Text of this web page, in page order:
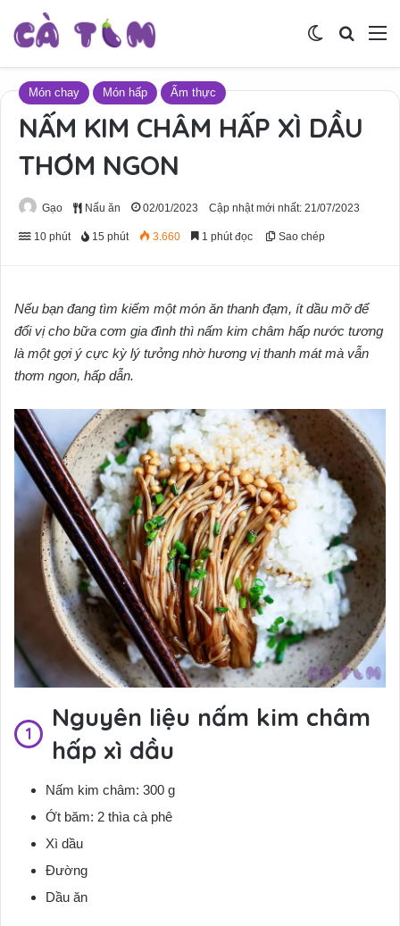
Tìm
Switch skin
Món chay Món hấp Ẩm thực
NẤM KIM CHÂM HẤP XÌ DẦU
THƠM NGON
Gạo Nấu ăn 02/01/2023 Cập nhật mới nhất: 21/07/2023
10 phút 15 phút 3.660 1 phút đọc Sao chép
Nếu bạn đang tìm kiếm một món ăn thanh đạm, ít dầu mỡ để
đổi vị cho bữa cơm gia đình thì nấm kim châm hấp nước tương
là một gợi ý cực kỳ lý tưởng nhờ hương vị thanh mát mà vẫn
thơm ngon, hấp dẫn.
Nguyên liệu nấm kim châm
hấp xì dầu
Nấm kim châm: 300 g
Ớt băm: 2 thìa cà phê
Xì dầu
Đường
Dầu ăn